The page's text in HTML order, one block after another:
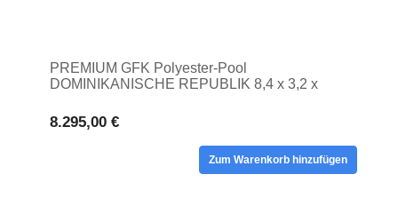
PREMIUM GFK Polyester-Pool
DOMINIKANISCHE REPUBLIK 8,4 x 3,2 x
8.295,00 €
Zum Warenkorb hinzufügen